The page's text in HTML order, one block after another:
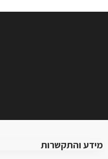
מידע והתקשרות